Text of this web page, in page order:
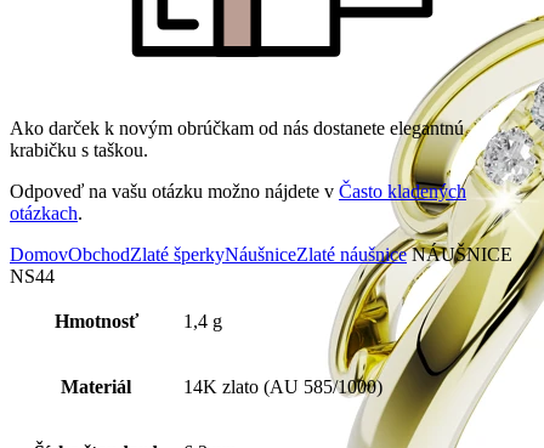
Ako darček k novým obrúčkam od nás dostanete elegantnú
krabičku s taškou.
Odpoveď na vašu otázku možno nájdete v Často kladených
otázkach.
DomovObchodZlaté šperkyNáušniceZlaté náušniceNÁUŠNICE
NS44
Hmotnosť 1,4 g
Materiál 14K zlato (AU 585/1000)